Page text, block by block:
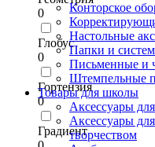
0
Глобус
0
Гортензия
0
Градиент
Конторское
Настольные
Папки и
Письменные и
Штемпельные
Товары для школы
Аксессуары
Аксессуары
творчеством